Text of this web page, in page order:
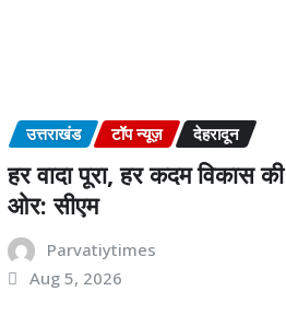
उत्तराखंड टॉप न्यूज़ देहरादून
हर वादा पूरा, हर कदम विकास की
ओर: सीएम
Parvatiytimes
Aug 5, 2026